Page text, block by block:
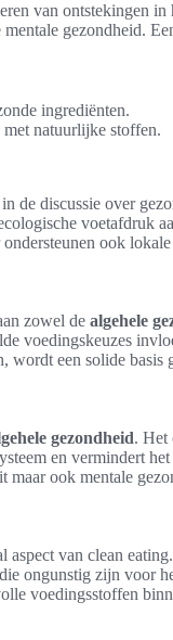
van ontstekingen
gezondheid.
ingrediënten.
natuurlijke stoffen.
de discussie over
voetafdruk
ook
zowel de algehele
voedingskeuzes
een solide basis
gezondheid. Het
en vermindert
maar ook mentale
aspect van clean
ongunstig zijn voor
voedingsstoffen